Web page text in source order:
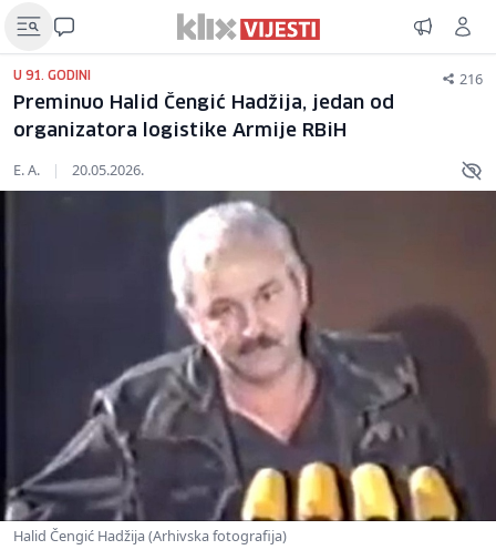
U 91. GODINI 216
Preminuo Halid Čengić Hadžija, jedan od
organizatora logistike Armije RBiH
E. A. | 20.05.2026.
Halid Čengić Hadžija (Arhivska fotografija)